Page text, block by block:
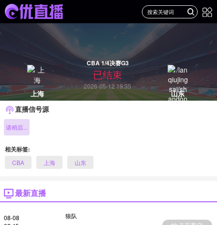
上海
CBA 1/4决赛G3
已结束
2026-05-12 19:35
山东
直播信号源
请稍后...
相关标签:
CBA 上海 山东
最新直播
08-08
狼队